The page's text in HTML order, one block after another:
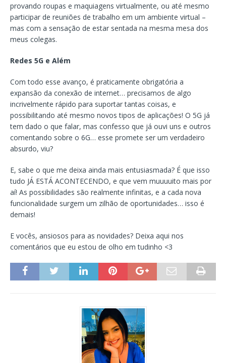
provando roupas e maquiagens virtualmente, ou até mesmo
participar de reuniões de trabalho em um ambiente virtual –
mas com a sensação de estar sentada na mesma mesa dos
meus colegas.
Redes 5G e Além
Com todo esse avanço, é praticamente obrigatória a
expansão da conexão de internet… precisamos de algo
incrivelmente rápido para suportar tantas coisas, e
possibilitando até mesmo novos tipos de aplicações! O 5G já
tem dado o que falar, mas confesso que já ouvi uns e outros
comentando sobre o 6G… esse promete ser um verdadeiro
absurdo, viu?
E, sabe o que me deixa ainda mais entusiasmada? É que isso
tudo JÁ ESTÁ ACONTECENDO, e que vem muuuuito mais por
aí! As possibilidades são realmente infinitas, e a cada nova
funcionalidade surgem um zilhão de oportunidades… isso é
demais!
E vocês, ansiosos para as novidades? Deixa aqui nos
comentários que eu estou de olho em tudinho <3